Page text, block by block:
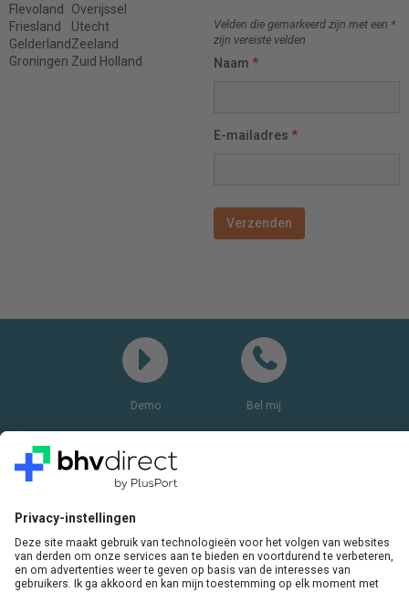
Flevoland
Friesland
Gelderland
Groningen
Overijssel
Utecht
Zeeland
Zuid Holland
Velden die gemarkeerd zijn met een *
zijn vereiste velden
Naam *
E-mailadres *
Demo Bel mij
Vragen? Bel ons gerust:
+31(0)85 0719 500